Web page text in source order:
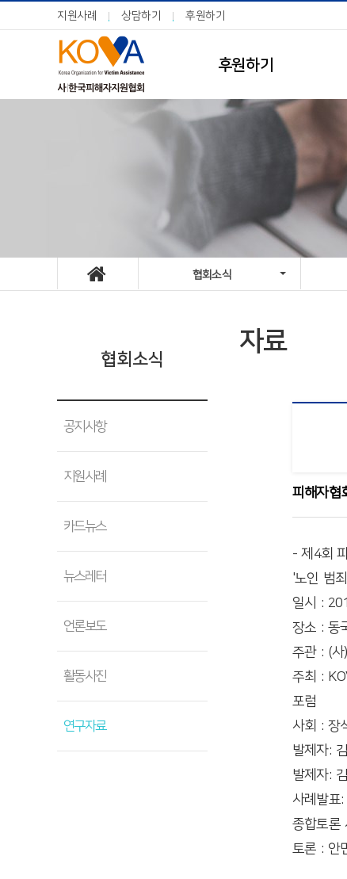
지원사례 상담하기 후원하기
후원하기
협회소식
협회소식
공지사항
지원사례
카드뉴스
뉴스레터
언론보도
활동사진
연구자료
자료
피해자협
- 제4회
'노인 범
일시 :
장소 : 동
주관 : (사
주최 :
포럼
사회 : 장
발제자:
발제자:
사례발표
종합토론
토론 : 안